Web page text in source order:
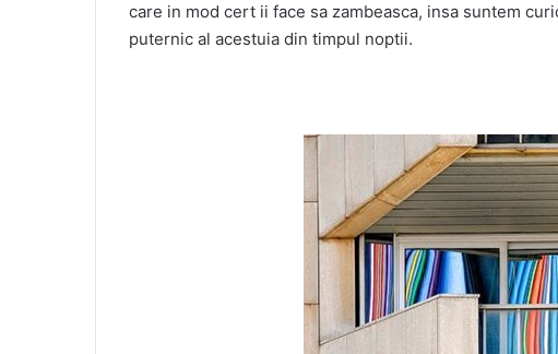
care in mod cert ii face sa zambeasca, insa suntem
puternic al acestuia din timpul noptii.